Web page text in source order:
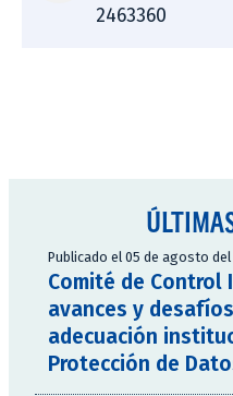
2463360
Publicado el 05 de agosto del
Comité de Control
avances y
adecuación
Protección de